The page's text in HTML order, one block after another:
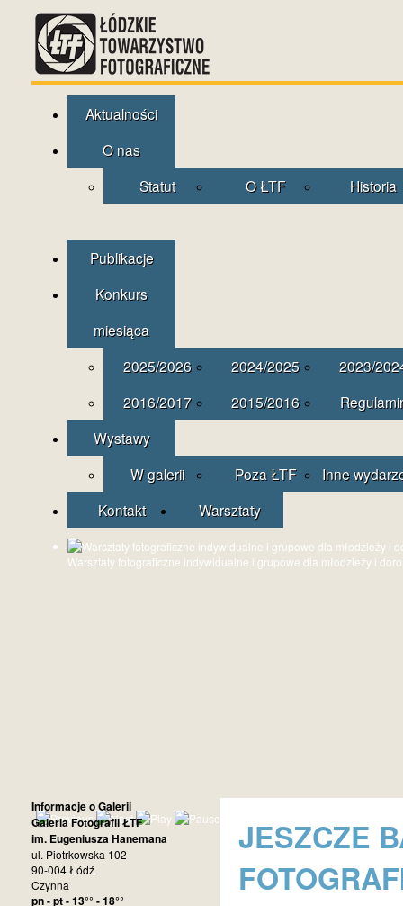
Aktualności
O nas
Statut
O ŁTF Historia
Publikacje
Konkurs
miesiąca
2025/2026
2024/2025
2023/
2016/2017
2015/2016
Wystawy
W galerii
Poza ŁTF
Inne
Kontakt
Warsztaty
Warsztaty fotograficzne indywidualne i grupowe dla młodzieży i
JESZCZE
Informacje o Galerii
Galeria Fotografii ŁTF
im. Eugeniusza Hanemana
ul. Piotrkowska 102
90-004 Łódź
Czynna
pn - pt - 13°° - 18°°